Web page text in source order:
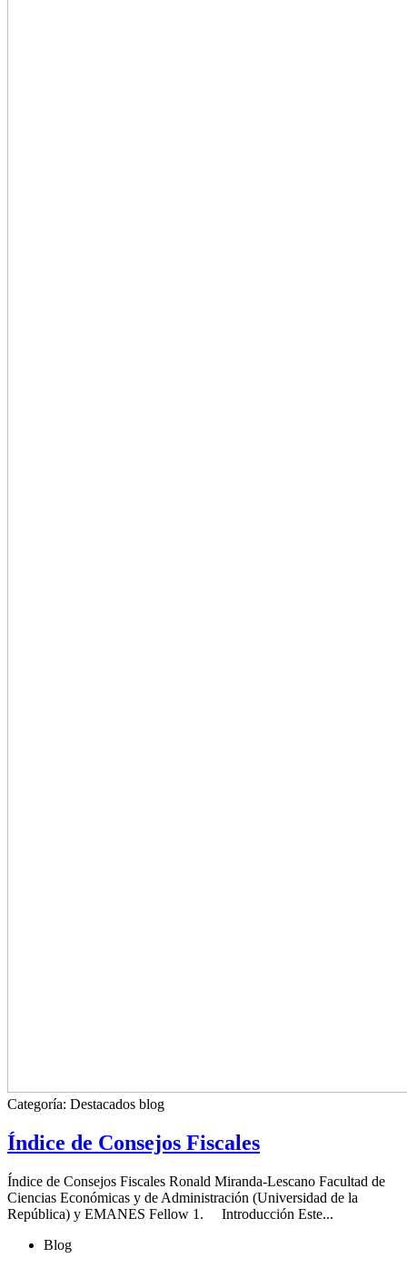
Categoría: Destacados blog
Índice de Consejos Fiscales
Índice de Consejos Fiscales Ronald Miranda-Lescano Facultad de
Ciencias Económicas y de Administración (Universidad de la
República) y EMANES Fellow 1. Introducción Este...
Blog